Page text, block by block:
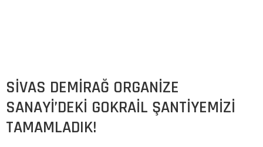
SIVAS DEMIRAĞ ORGANIZE
SANAYI’DEKI GOKRAIL ŞANTIYEMIZI
TAMAMLADIK!